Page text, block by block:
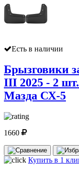
Есть в наличии
Брызговики
III 2025 - 2
Мазда СХ-5
1660
Купить в 1